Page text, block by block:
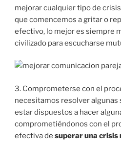
mejorar cualquier tipo de
que comencemos a gritar o
efectivo, lo mejor es siempre
civilizado para escucharse
3. Comprometerse con el
necesitamos resolver algunas
estar dispuestos a hacer
comprometiéndonos con el
efectiva de superar una